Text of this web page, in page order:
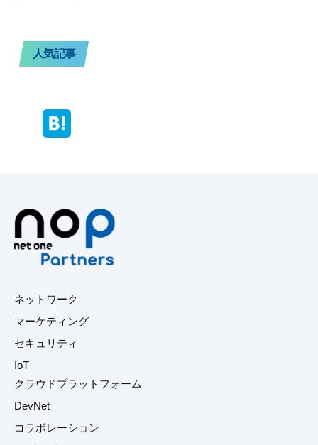
人気記事
ネットワーク
マーケティング
セキュリティ
IoT
クラウドプラットフォーム
DevNet
コラボレーション